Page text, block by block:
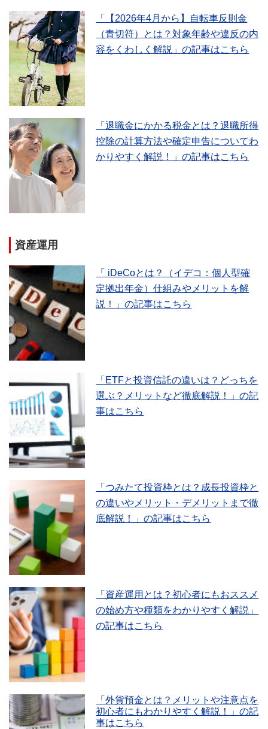
「【2026年4月から】自転車反則金
（青切符）とは？対象年齢や違反の内
容をくわしく解説」の記事はこちら
「退職金にかかる税金とは？退職所得
控除の計算方法や確定申告についてわ
かりやすく解説！」の記事はこちら
資産運用
「 iDeCoとは？（イデコ：個人型確
定拠出年金）仕組みやメリットを解
説！」の記事はこちら
「ETFと投資信託の違いは？どっちを
選ぶ？メリットなど徹底解説！」の記
事はこちら
「つみたて投資枠とは？成長投資枠と
の違いやメリット・デメリットまで徹
底解説！」の記事はこちら
「資産運用とは？初心者にもおススメ
の始め方や種類をわかりやすく解説」
の記事はこちら
「外貨預金とは？メリットや注意点を
初心者にもわかりやすく解説！」の記
事はこちら